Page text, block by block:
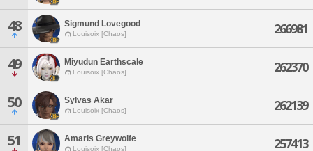
48 Sigmund Lovegood
Louisoix [Chaos] 266981
49 Miyudun Earthscale
Louisoix [Chaos] 262370
50 Sylvas Akar
Louisoix [Chaos] 262139
51 Amaris Greywolfe
Louisoix [Chaos] 257413